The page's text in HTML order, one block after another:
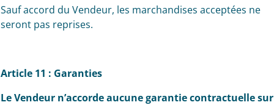
Sauf accord du Vendeur, les marchandises acceptées ne
seront pas reprises.
Article 11 : Garanties
Le Vendeur n’accorde aucune garantie contractuelle sur